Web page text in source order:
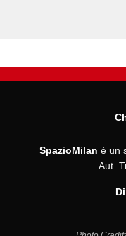
SpazioMilan è un
Aut.